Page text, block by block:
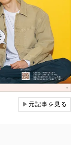
▶元記事を見る